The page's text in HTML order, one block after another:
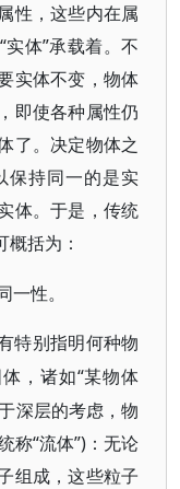
性，这些内在属
体”承载着。不
实体不变，物体
即使各种属性仍
了。决定物体之
保持同一的是实
体。于是，传统
括为：
性。
特别指明何种物
，诸如“某物体
深层的考虑，物
称“流体”)：无论
组成，这些粒子